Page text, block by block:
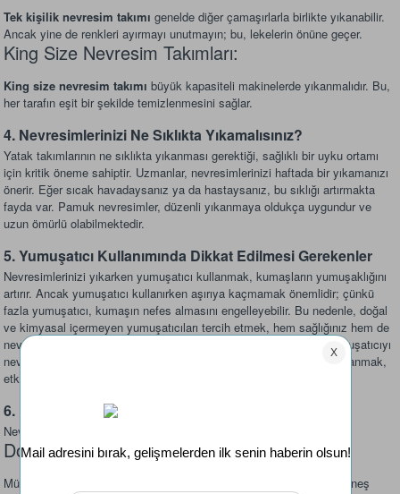
Tek kişilik nevresim takımı genelde diğer çamaşırlarla birlikte yıkanabilir.
Ancak yine de renkleri ayırmayı unutmayın; bu, lekelerin önüne geçer.
King Size Nevresim Takımları:
King size nevresim takımı büyük kapasiteli makinelerde yıkanmalıdır. Bu,
her tarafın eşit bir şekilde temizlenmesini sağlar.
4. Nevresimlerinizi Ne Sıklıkta Yıkamalısınız?
Yatak takımlarının ne sıklıkta yıkanması gerektiği, sağlıklı bir uyku ortamı
için kritik öneme sahiptir. Uzmanlar, nevresimlerinizi haftada bir yıkamanızı
önerir. Eğer sıcak havadaysanız ya da hastaysanız, bu sıklığı artırmakta
fayda var. Pamuk nevresimler, düzenli yıkanmaya oldukça uygundur ve
uzun ömürlü olabilmektedir.
5. Yumuşatıcı Kullanımında Dikkat Edilmesi Gerekenler
Nevresimlerinizi yıkarken yumuşatıcı kullanmak, kumaşların yumuşaklığını
artırır. Ancak yumuşatıcı kullanırken aşırıya kaçmamak önemlidir; çünkü
fazla yumuşatıcı, kumaşın nefes almasını engelleyebilir. Bu nedenle, doğal
ve kimyasal içermeyen yumuşatıcıları tercih etmek, hem sağlığınız hem de
nevresimlerin uzun ömürlü olması açısından faydalıdır. Ayrıca, yumuşatıcıyı
nevresimlerin yıkanması sırasında değil, durulama aşamasında kullanmak,
etkisini artırabilir.
6. Kurutma Yöntemleri
Nevresimlerinizi kurutma şekliniz de önemli bir faktördür:
Doğal Kurutma:
Mümkünse nevresimlerinizi açık havada, güneş altında kurutun. Güneş